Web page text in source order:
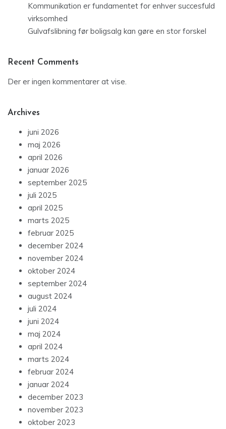
Kommunikation er fundamentet for enhver succesfuld
virksomhed
Gulvafslibning før boligsalg kan gøre en stor forskel
Recent Comments
Der er ingen kommentarer at vise.
Archives
juni 2026
maj 2026
april 2026
januar 2026
september 2025
juli 2025
april 2025
marts 2025
februar 2025
december 2024
november 2024
oktober 2024
september 2024
august 2024
juli 2024
juni 2024
maj 2024
april 2024
marts 2024
februar 2024
januar 2024
december 2023
november 2023
oktober 2023